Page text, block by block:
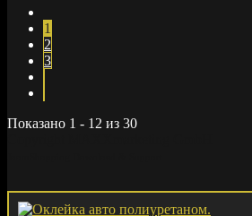
1
2
3
Показано 1 - 12 из 30